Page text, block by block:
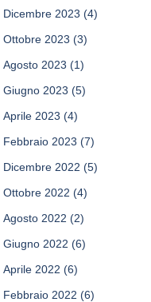
Dicembre 2023 (4)
Ottobre 2023 (3)
Agosto 2023 (1)
Giugno 2023 (5)
Aprile 2023 (4)
Febbraio 2023 (7)
Dicembre 2022 (5)
Ottobre 2022 (4)
Agosto 2022 (2)
Giugno 2022 (6)
Aprile 2022 (6)
Febbraio 2022 (6)